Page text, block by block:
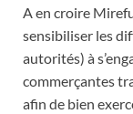
A en croire
sensibiliser les
autorités) à
commerçantes
afin de bien